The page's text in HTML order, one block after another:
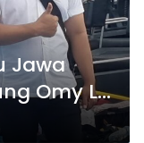
Jawa
Omy La